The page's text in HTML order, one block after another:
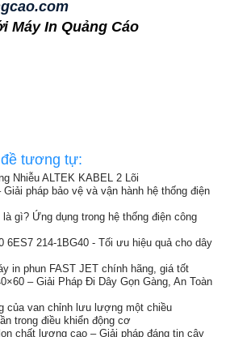
Máy In Quảng Cáo
tương tự:
Nhiễu ALTEK KABEL 2 Lõi
pháp bảo vệ và vận hành hệ thống điện
gì? Ứng dụng trong hệ thống điện công
6ES7 214-1BG40 - Tối ưu hiệu quả cho dây
in phun FAST JET chính hãng, giá tốt
– Giải Pháp Đi Dây Gọn Gàng, An Toàn
của van chỉnh lưu lượng một chiều
trong điều khiển động cơ
chất lượng cao – Giải pháp đáng tin cậy